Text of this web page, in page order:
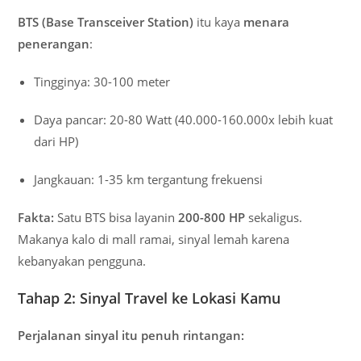
BTS (Base Transceiver Station) itu kaya menara
penerangan:
Tingginya: 30-100 meter
Daya pancar: 20-80 Watt (40.000-160.000x lebih kuat
dari HP)
Jangkauan: 1-35 km tergantung frekuensi
Fakta: Satu BTS bisa layanin200-800 HP sekaligus.
Makanya kalo di mall ramai, sinyal lemah karena
kebanyakan pengguna.
Tahap 2: Sinyal Travel ke Lokasi Kamu
Perjalanan sinyal itu penuh rintangan: